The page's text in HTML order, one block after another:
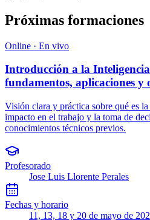
Próximas formaciones
Online · En vivo
Introducción a la
fundamentos, aplicaciones y
Visión clara y práctica sobre qué es
impacto en el trabajo y la toma de
conocimientos técnicos previos.
Profesorado
Jose Luis Llorente Perales
Fechas y horario
11, 13, 18 y 20 de mayo de